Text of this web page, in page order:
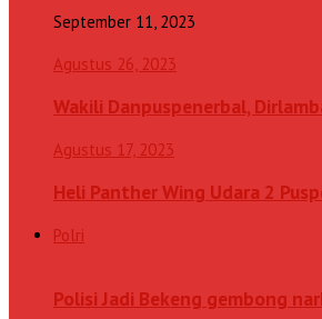
September 11, 2023
Agustus 26, 2023
Wakili Danpuspenerbal,
Agustus 17, 2023
Heli Panther Wing Udara 2
Polri
Polisi Jadi Bekeng gembong